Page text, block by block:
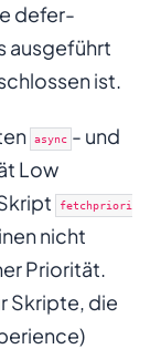
defer-
ausgeführt
ist.
async - und
Low
fetchpriori
nicht
Priorität.
Skripte, die